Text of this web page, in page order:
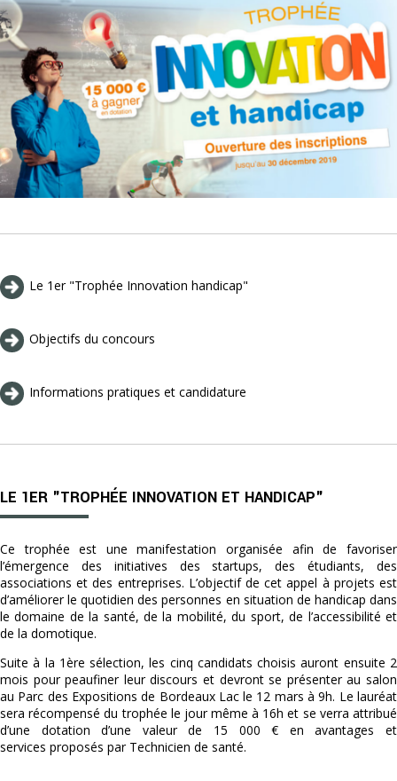
Le 1er "Trophée Innovation handicap"
Objectifs du concours
Informations pratiques et candidature
LE 1ER "TROPHÉE INNOVATION ET HANDICAP"
Ce trophée est une manifestation organisée afin de favoriser
l’émergence des initiatives des startups, des étudiants, des
associations et des entreprises. L’objectif de cet appel à projets est
d’améliorer le quotidien des personnes en situation de handicap dans
le domaine de la santé, de la mobilité, du sport, de l’accessibilité et
de la domotique.
Suite à la 1ère sélection, les cinq candidats choisis auront ensuite 2
mois pour peaufiner leur discours et devront se présenter au salon
au Parc des Expositions de Bordeaux Lac le 12 mars à 9h. Le lauréat
sera récompensé du trophée le jour même à 16h et se verra attribué
d’une dotation d’une valeur de 15 000 € en avantages et
services proposés par Technicien de santé.